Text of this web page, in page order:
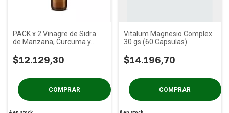
PACK x 2 Vinagre de Sidra
de Manzana, Curcuma y
500cc
$12.129,30
Vitalum Magnesio Complex
30 gs (60 Capsulas)
$14.196,70